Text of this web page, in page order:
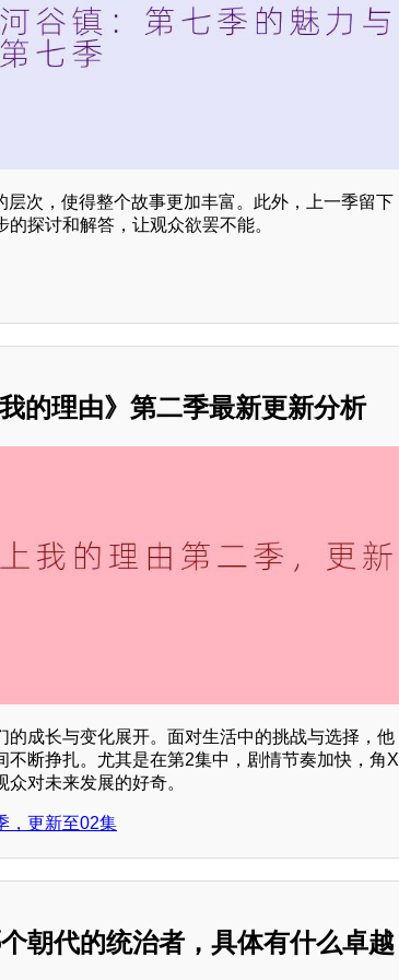
层次，使得整个故事更加丰富。此外，上一季留下
探讨和解答，让观众欲罢不能。
的理由》第二季最新更新分析
的成长与变化展开。面对生活中的挑战与选择，他
不断挣扎。尤其是在第2集中，剧情节奏加快，角X
对未来发展的好奇。
，更新至02集
朝代的统治者，具体有什么卓越